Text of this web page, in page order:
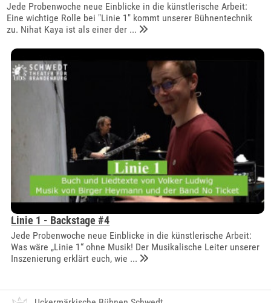
Jede Probenwoche neue Einblicke in die künstlerische Arbeit:
Eine wichtige Rolle bei "Linie 1" kommt unserer Bühnentechnik
zu. Nihat Kaya ist als einer der ...
Linie 1 - Backstage #4
Jede Probenwoche neue Einblicke in die künstlerische Arbeit:
Was wäre „Linie 1“ ohne Musik! Der Musikalische Leiter unserer
Inszenierung erklärt euch, wie ...